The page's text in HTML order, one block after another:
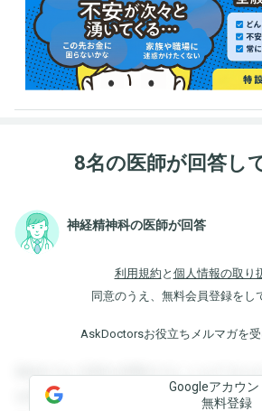
8名の医師が回答し
神経精神科の医師が回答
利用規約 と 個人情報の取り
同意のうえ、無料会員登録をし
AskDoctorsお役立ちメルマガを
登録すると回答を閲覧することができま
を閲覧することができます。登録すると
Googleアカウン
無料登録